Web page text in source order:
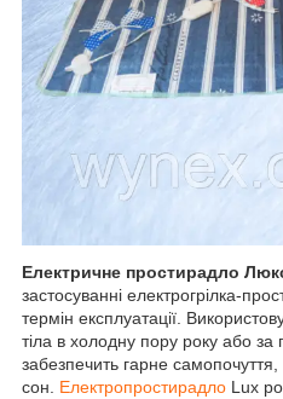
Електричне простирадло
застосуванні електрогрілка-
термін експлуатації.
тіла в холодну пору року або за
забезпечить гарне
сон. Електропростирадло Lux